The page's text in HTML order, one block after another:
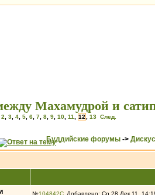
Махамудрой и
2 3 4 5 6 7 8 9 10 11 12 13 След.
Буддийские форумы ->
№104842 Добавлено: Ср 28 Дек 11,